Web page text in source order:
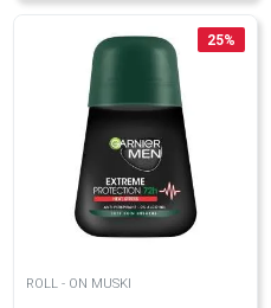
25%
ROLL - ON MUSKI